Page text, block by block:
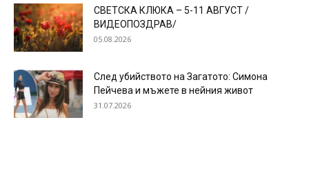
СВЕТСКА КЛЮКА – 5-11 АВГУСТ /
ВИДЕОПОЗДРАВ/
05.08.2026
След убийството на Загатото: Симона
Пейчева и мъжете в нейния живот
31.07.2026